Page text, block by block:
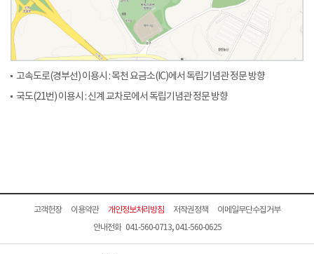
고속도로(경부선) 이용시 : 목천 요금소(IC)에서 독립기념관 정문 방향
국도(21번) 이용시 : 신계 교차로에서 독립기념관 정문 방향
고객헌장 이용약관 개인정보처리방침 저작권정책
이메일무단수집거부
안내전화 041-560-0713, 041-560-0625